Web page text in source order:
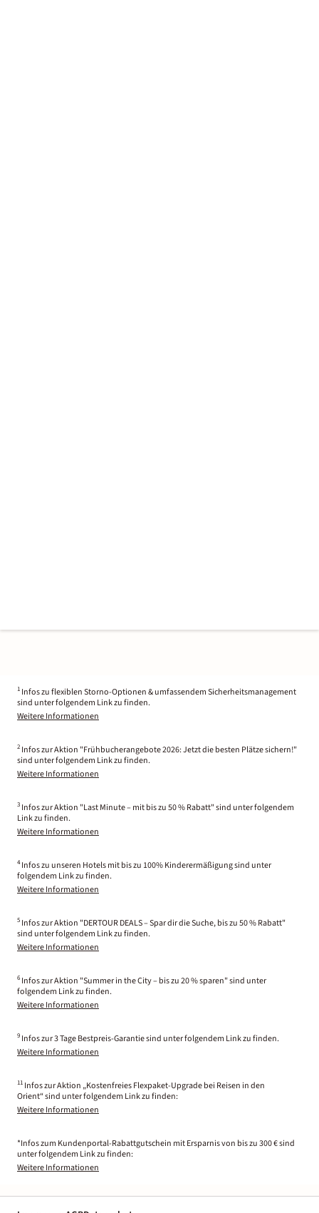
1 Infos zu flexiblen Storno-Optionen & umfassendem Sicherheitsmanagement
sind unter folgendem Link zu finden.
Weitere Informationen
2 Infos zur Aktion "Frühbucherangebote 2026: Jetzt die besten Plätze sichern!"
sind unter folgendem Link zu finden.
Weitere Informationen
3 Infos zur Aktion "Last Minute – mit bis zu 50 % Rabatt" sind unter folgendem
Link zu finden.
Weitere Informationen
4 Infos zu unseren Hotels mit bis zu 100% Kinderermäßigung sind unter
folgendem Link zu finden.
Weitere Informationen
5 Infos zur Aktion "DERTOUR DEALS – Spar dir die Suche, bis zu 50 % Rabatt"
sind unter folgendem Link zu finden.
Weitere Informationen
6 Infos zur Aktion "Summer in the City – bis zu 20 % sparen" sind unter
folgendem Link zu finden.
Weitere Informationen
9 Infos zur 3 Tage Bestpreis-Garantie sind unter folgendem Link zu finden.
Weitere Informationen
11 Infos zur Aktion „Kostenfreies Flexpaket-Upgrade bei Reisen in den
Orient“ sind unter folgendem Link zu finden:
Weitere Informationen
*Infos zum Kundenportal-Rabattgutschein mit Ersparnis von bis zu 300 € sind
unter folgendem Link zu finden:
Weitere Informationen